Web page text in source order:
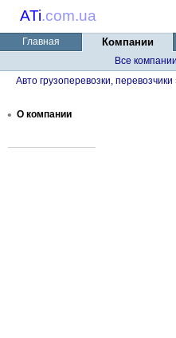
ATi.com.ua
Главная Компании
Все компании
Авто грузоперевозки, перевозчики
• О компании